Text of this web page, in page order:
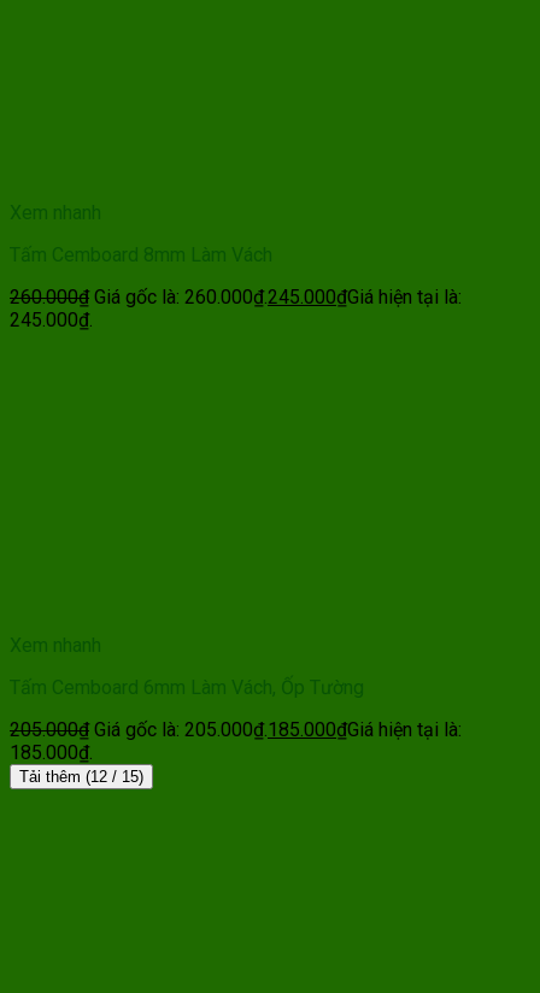
Xem nhanh
Tấm Cemboard 8mm Làm Vách
260.000₫ Giá gốc là: 260.000₫.245.000₫Giá hiện tại là:
245.000₫.
Xem nhanh
Tấm Cemboard 6mm Làm Vách, Ốp Tường
205.000₫ Giá gốc là: 205.000₫.185.000₫Giá hiện tại là:
185.000₫.
Tải thêm (12 / 15)